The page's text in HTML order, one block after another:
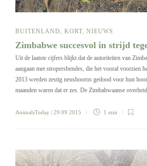
BUITENLAND, KORT, NIEUWS
Zimbabwe succesvol in strijd
Uit de laatste cijfers blijkt dat de autoriteiten van
aangaan met stropersbendes, die het vooral voorzien
2013 werden zestig neushoorns gedood voor hun
maanden waren dat er zes. De Zimbabwaanse
AnimalsToday | 29 09 2015 1 min